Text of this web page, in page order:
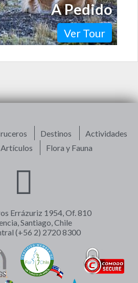
Ver Tour
A Pedido
Destinos
Actividades
Artículos Flora y Fauna
Errázuriz 1954, Of. 810
Santiago, Chile
(+56 2) 2720 8300